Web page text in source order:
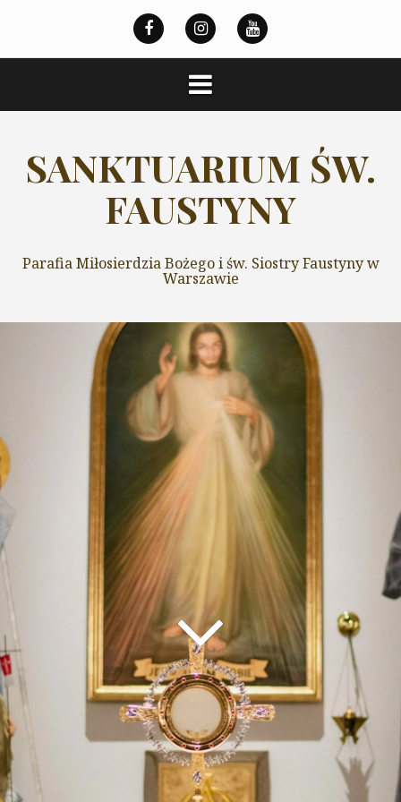
treści
SANKTUARIUM ŚW.
FAUSTYNY
Parafia Miłosierdzia Bożego i św. Siostry Faustyny w
Warszawie